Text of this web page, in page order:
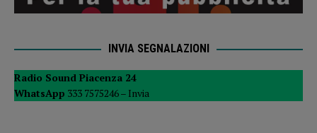
INVIA SEGNALAZIONI
Radio Sound Piacenza 24
WhatsApp 333 7575246 – Invia